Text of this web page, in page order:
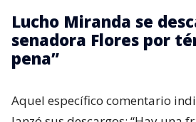
Lucho Miranda se
senadora Flores por
pena”
Aquel específico comentario